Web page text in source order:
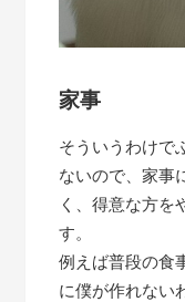
家事
そういうわけで
ないので、家事
く、得意な方を
す。
例えば普段の食
に僕が作れない